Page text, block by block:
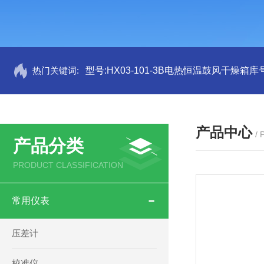
热门关键词: 型号:HX03-101-3B电热恒温鼓风干燥箱库
产品分类
PRODUCT CLASSIFICATION
常用仪表
压差计
产品中心 /